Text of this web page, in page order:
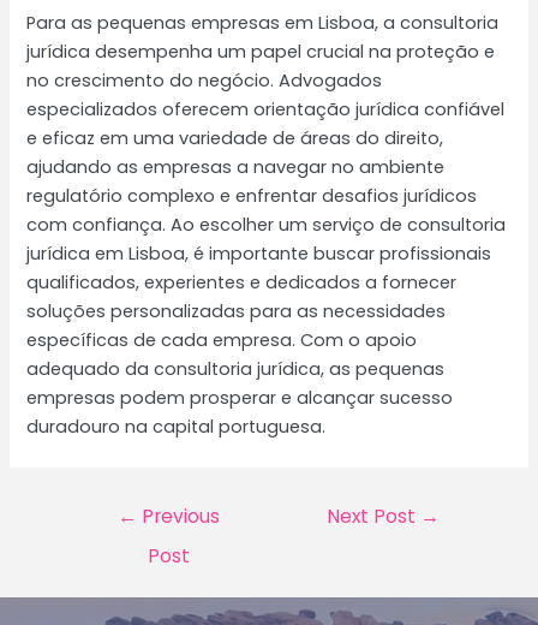
Para as pequenas empresas em Lisboa, a consultoria
jurídica desempenha um papel crucial na proteção e
no crescimento do negócio. Advogados
especializados oferecem orientação jurídica confiável
e eficaz em uma variedade de áreas do direito,
ajudando as empresas a navegar no ambiente
regulatório complexo e enfrentar desafios jurídicos
com confiança. Ao escolher um serviço de consultoria
jurídica em Lisboa, é importante buscar profissionais
qualificados, experientes e dedicados a fornecer
soluções personalizadas para as necessidades
específicas de cada empresa. Com o apoio
adequado da consultoria jurídica, as pequenas
empresas podem prosperar e alcançar sucesso
duradouro na capital portuguesa.
← Previous
Post
Next Post →